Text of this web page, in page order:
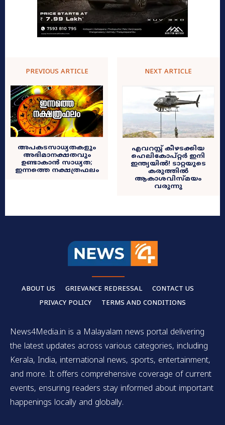
PREVIOUS ARTICLE
അപകടസാധ്യതകളും
അഭിമാനക്ഷതവും
ഉണ്ടാകാൻ സാധ്യത;
ഇന്നത്തെ നക്ഷത്രഫലം
NEXT ARTICLE
എവറസ്റ്റ് കീഴടക്കിയ
ഹെലികോപ്റ്റർ ഇനി
ഇന്ത്യയിൽ! ടാറ്റയുടെ
കരുത്തിൽ
ആകാശവിസ്മയം
വരുന്നു
ABOUT US GRIEVANCE REDRESSAL
CONTACT US
PRIVACY POLICY
TERMS AND CONDITIONS
News4Media.in is a Malayalam news portal delivering
the latest updates across various categories, including
Kerala, India, international news, sports, entertainment,
and more. It offers comprehensive coverage of current
events, ensuring readers stay informed about important
happenings locally and globally.